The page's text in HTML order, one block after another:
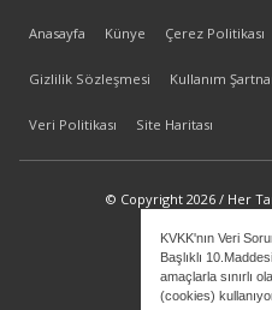
KVKK'nın Veri
Başlıklı
amaçlarla sınırlı
(cookies)
Anasayfa Künye Çerez Politikası
Gizlilik Sözleşmesi Kullanım
Veri Politikası Site Haritası
© Copyright 2026 / Her